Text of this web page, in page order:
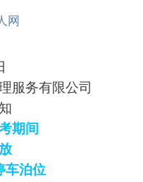
网
服务有限公司
期间
车泊位